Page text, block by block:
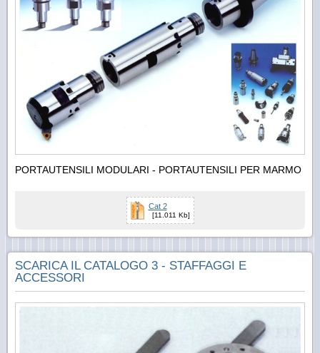
PORTAUTENSILI MODULARI - PORTAUTENSILI PER MARMO
Cat 2
[11.011 Kb]
SCARICA IL CATALOGO 3 - STAFFAGGI E
ACCESSORI